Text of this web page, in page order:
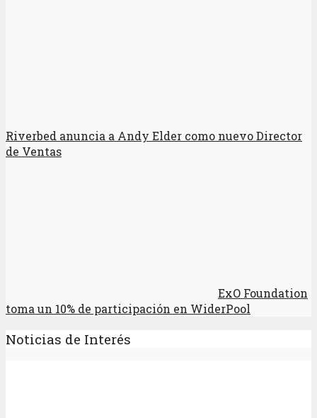
Riverbed anuncia a Andy Elder como nuevo Director
de Ventas
ExO Foundation
toma un 10% de participación en WiderPool
Noticias de Interés